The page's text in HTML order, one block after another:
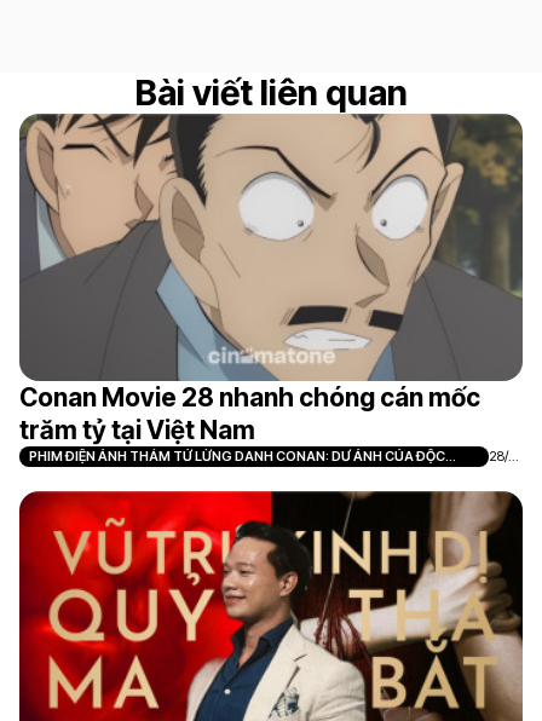
Bài viết liên quan
Conan Movie 28 nhanh chóng cán mốc
trăm tỷ tại Việt Nam
PHIM ĐIỆN ẢNH THÁM TỬ LỪNG DANH CONAN: DƯ ẢNH CỦA ĐỘC
NHÃN
28/0